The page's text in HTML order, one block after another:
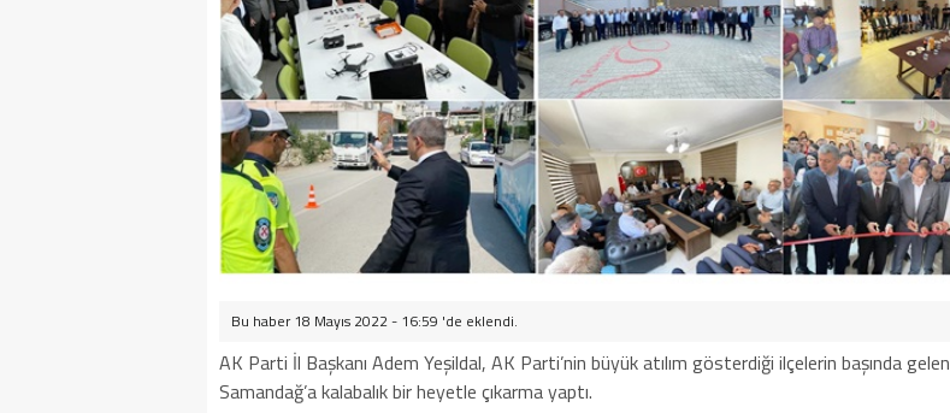
Bu haber 18 Mayıs 2022 - 16:59 'de eklendi.
AK Parti İl Başkanı Adem Yeşildal, AK Parti’nin büyük atılım gösterdiği ilçelerin başında gelen
Samandağ’a kalabalık bir heyetle çıkarma yaptı.